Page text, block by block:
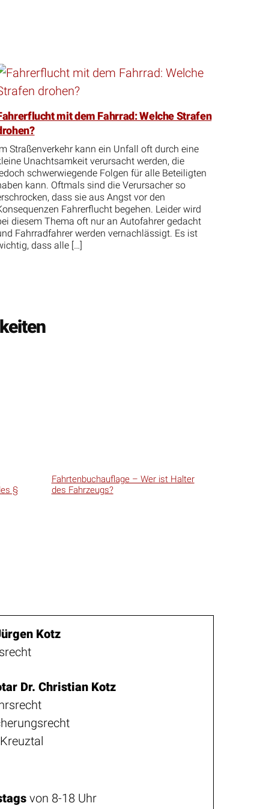
mit dem Fahrrad: Welche Strafen
Straßenverkehr kann ein Unfall oft durch eine
Unachtsamkeit verursacht werden, die
schwerwiegende Folgen für alle Beteiligten
kann. Oftmals sind die Verursacher so
dass sie aus Angst vor den
Fahrerflucht begehen. Leider wird
diesem Thema oft nur an Autofahrer gedacht
Fahrradfahrer werden vernachlässigt. Es ist
dass alle […]
Fahrtenbuchauflage – Wer ist Halter
des Fahrzeugs?